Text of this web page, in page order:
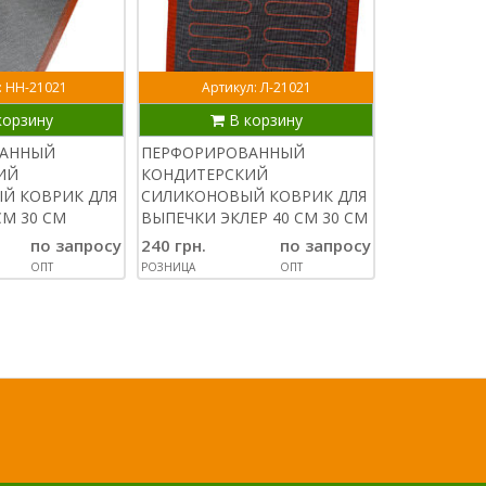
НН-21021
КОВРИК ДЛЯ
30 СМ
по запросу
ОПТ
Артикул: Л-21021
В корзину
ПЕРФОРИРОВАННЫЙ
КОНДИТЕРСКИЙ
СИЛИКОНОВЫЙ КОВРИК ДЛЯ
ВЫПЕЧКИ ЭКЛЕР 40 СМ 30 СМ
240 грн.
РОЗНИЦА
по запросу
ОПТ